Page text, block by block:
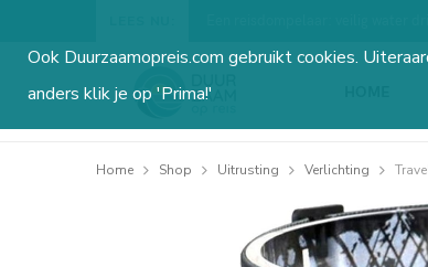
Home Shop Uitrusting Verlichting
Ook Duurzaamopreis.com gebruikt cookies.
anders klik je op 'Prima!'